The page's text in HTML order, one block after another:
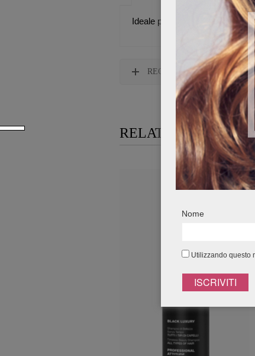
Ideale per purificare
RECENSIONI
RELATED
Nome
Utilizzando questo